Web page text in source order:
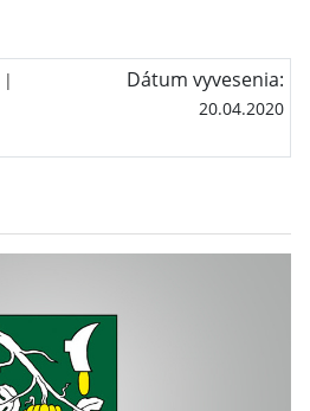
|
Dátum vyvesenia:
20.04.2020